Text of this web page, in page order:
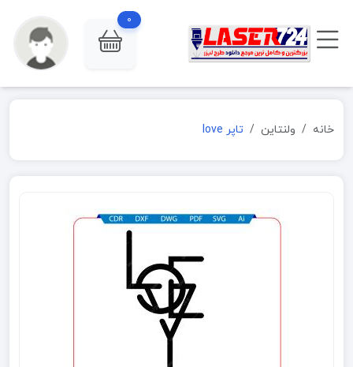
0
خانه ولنتاین تاپر love